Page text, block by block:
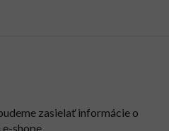
zasielať informácie o
shope.